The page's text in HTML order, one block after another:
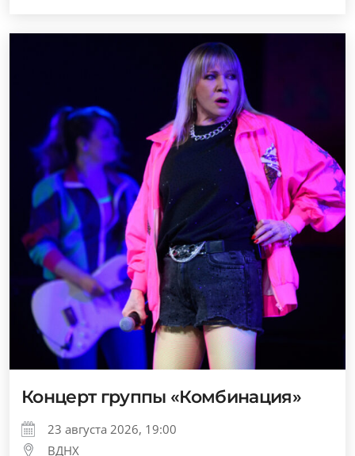
Концерт группы «Комбинация»
23 августа 2026, 19:00
ВДНХ